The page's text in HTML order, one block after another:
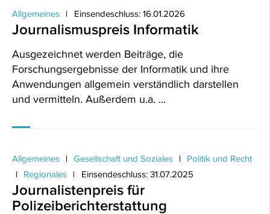
Allgemeines Einsendeschluss: 16.01.2026
Journalismuspreis Informatik
Ausgezeichnet werden Beiträge, die
Forschungsergebnisse der Informatik und ihre
Anwendungen allgemein verständlich darstellen
und vermitteln. Außerdem u.a. …
Allgemeines Gesellschaft und Soziales
Politik und Recht
Regionales
Einsendeschluss: 31.07.2025
Journalistenpreis für
Polizeiberichterstattung